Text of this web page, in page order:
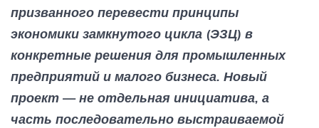
призванного перевести принципы
экономики замкнутого цикла (ЭЗЦ) в
конкретные решения для промышленных
предприятий и малого бизнеса. Новый
проект — не отдельная инициатива, а
часть последовательно выстраиваемой